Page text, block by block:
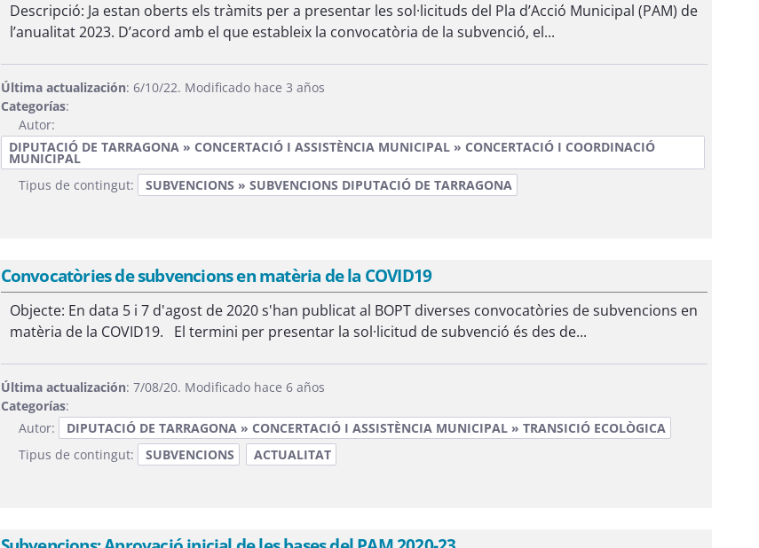
Descripció: Ja estan oberts els tràmits per a presentar les sol·licituds del Pla d’Acció Municipal (PAM) de
l’anualitat 2023. D’acord amb el que estableix la convocatòria de la subvenció, el...
Última actualización: 6/10/22. Modificado hace 3 años
Categorías:
Autor:
DIPUTACIÓ DE TARRAGONA » CONCERTACIÓ I ASSISTÈNCIA MUNICIPAL » CONCERTACIÓ I COORDINACIÓ
MUNICIPAL
Tipus de contingut:
SUBVENCIONS » SUBVENCIONS DIPUTACIÓ DE TARRAGONA
Convocatòries de subvencions en matèria de la COVID19
Objecte: En data 5 i 7 d'agost de 2020 s'han publicat al BOPT diverses convocatòries de subvencions en
matèria de la COVID19. El termini per presentar la sol·licitud de subvenció és des de...
Última actualización: 7/08/20. Modificado hace 6 años
Categorías:
Autor:
DIPUTACIÓ DE TARRAGONA » CONCERTACIÓ I ASSISTÈNCIA MUNICIPAL » TRANSICIÓ ECOLÒGICA
Tipus de contingut:
SUBVENCIONS ACTUALITAT